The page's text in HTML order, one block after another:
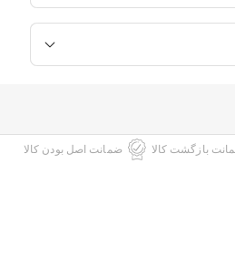
ضمانت اصل بودن کالا